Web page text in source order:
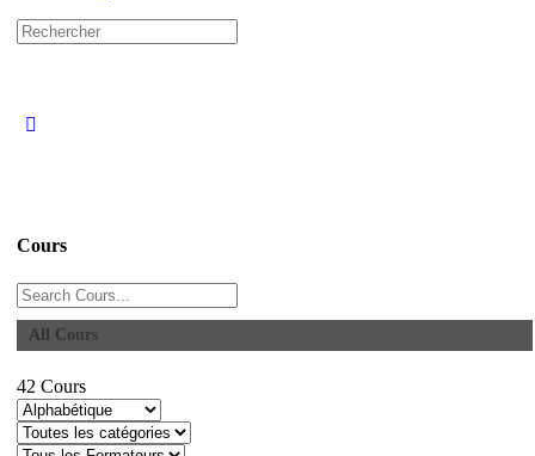
Recherche
pour:
Cours
Rechercher
All Cours
42 Cours